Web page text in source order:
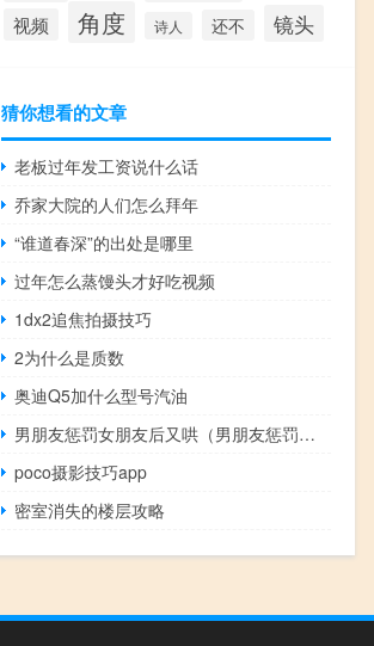
视频 角度 诗人 还不 镜头
猜你想看的文章
老板过年发工资说什么话
乔家大院的人们怎么拜年
“谁道春深”的出处是哪里
过年怎么蒸馒头才好吃视频
1dx2追焦拍摄技巧
2为什么是质数
奥迪Q5加什么型号汽油
男朋友惩罚女朋友后又哄（男朋友惩罚女朋友污）
poco摄影技巧app
密室消失的楼层攻略